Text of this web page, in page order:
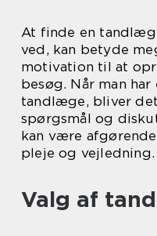
At finde en
ved, kan betyde
motivation til at
besøg. Når man
tandlæge, bliver
spørgsmål og
kan være
pleje og vejledning.
Valg af